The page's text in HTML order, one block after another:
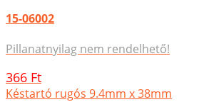
15-06002
Pillanatnyilag nem rendelhető!
366 Ft
Késtartó rugós 9.4mm x 38mm